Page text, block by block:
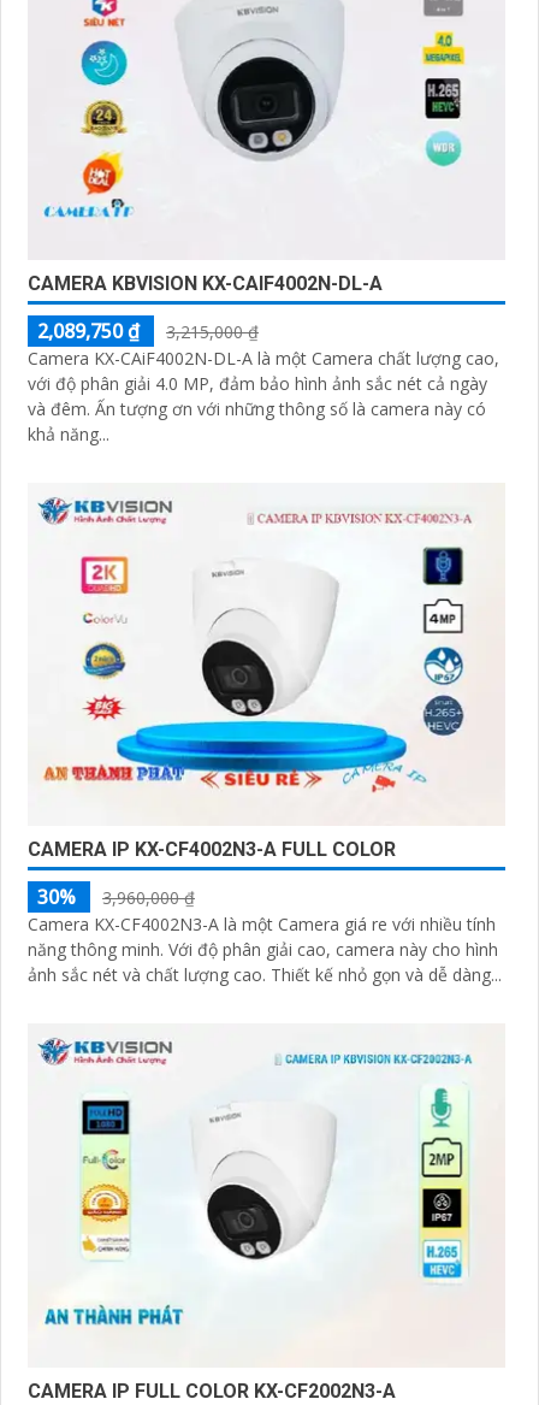
CAMERA KBVISION KX-CAIF4002N-DL-A
2,089,750 ₫
3,215,000 ₫
Camera KX-CAiF4002N-DL-A là một Camera chất lượng cao,
với độ phân giải 4.0 MP, đảm bảo hình ảnh sắc nét cả ngày
và đêm. Ấn tượng ơn với những thông số là camera này có
khả năng...
CAMERA IP KX-CF4002N3-A FULL COLOR
30%
3,960,000 ₫
Camera KX-CF4002N3-A là một Camera giá re với nhiều tính
năng thông minh. Với độ phân giải cao, camera này cho hình
ảnh sắc nét và chất lượng cao. Thiết kế nhỏ gọn và dễ dàng...
CAMERA IP FULL COLOR KX-CF2002N3-A